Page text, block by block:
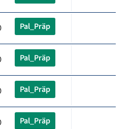
Pal_Präp
Pal_Präp
Pal_Präp
Pal_Präp